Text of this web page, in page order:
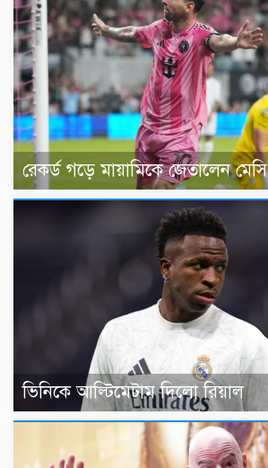
রেকর্ড গড়ে মায়ামিকে জেতালেন মেসি
ভিনিকে আল্টিমেটাম দিলো রিয়াল